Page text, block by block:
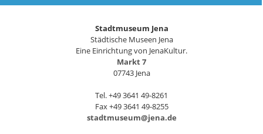
Stadtmuseum Jena
Städtische Museen Jena
Eine Einrichtung von JenaKultur.
Markt 7
07743 Jena
Tel. +49 3641 49-8261
Fax +49 3641 49-8255
stadtmuseum@jena.de